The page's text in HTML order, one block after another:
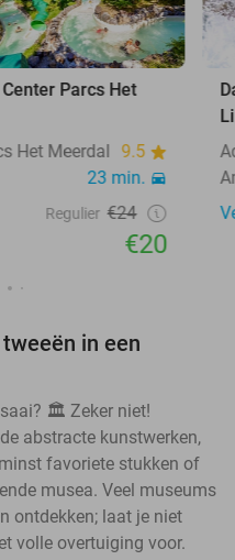
Parcs Het
Het Meerdal
9.5
23 min.
Regulier €24
€20
in een
🏛️ Zeker niet!
abstracte kunstwerken,
favoriete stukken of
musea. Veel museums
ontdekken; laat je niet
volle overtuiging voor.